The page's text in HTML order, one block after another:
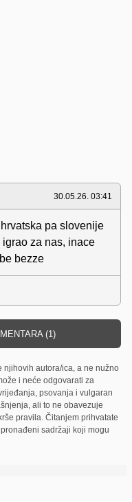
30.05.26. 03:41
pa slovenije
za nas, inace
bezze
(1)
njihovih autora/ica, a ne nužno
i neće odgovarati za
psovanja i vulgaran
ali to ne obavezuje
pravila. Čitanjem prihvatate
sadržaji koji mogu